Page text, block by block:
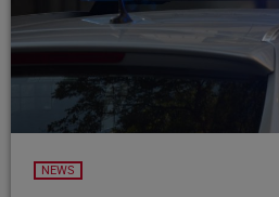
NEWS